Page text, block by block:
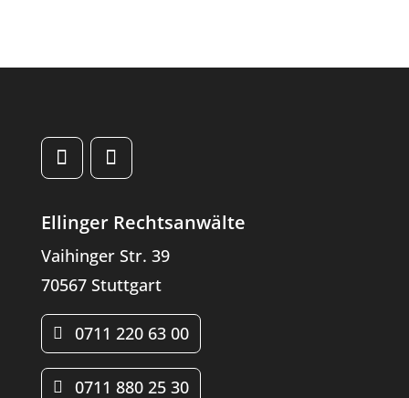
Ellinger Rechtsanwälte
Vaihinger Str. 39
70567 Stuttgart
0711 220 63 00
0711 880 25 30